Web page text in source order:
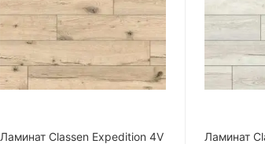
Ламинат Classen Expedition 4V
Ламинат